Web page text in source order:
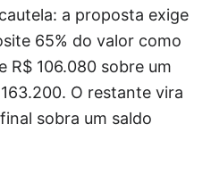
a proposta exige
65% do valor como
106.080 sobre um
O restante vira
sobra um saldo